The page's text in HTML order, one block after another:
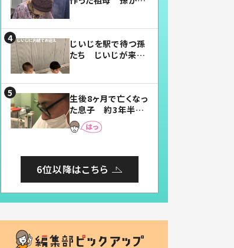
じいじを駅で待つ孫
たち じいじが来た
まらない」「幸せにな
れる」
生後8ヶ月で亡くなっ
た息子 約3年半
後、当時の妻の日記
に書いてあった本音
6位以降はこちら